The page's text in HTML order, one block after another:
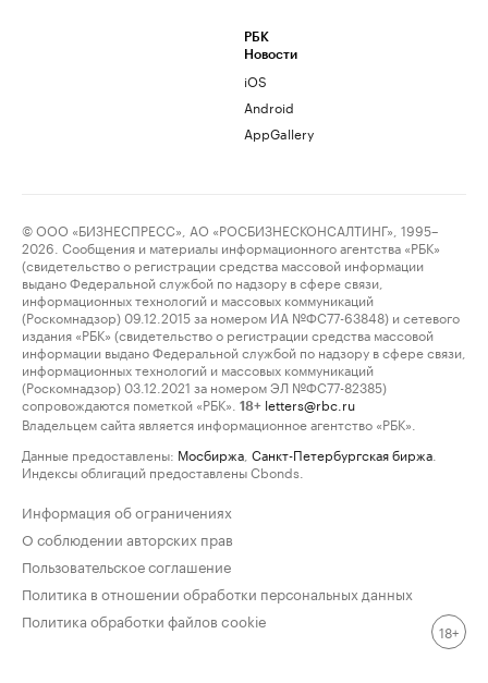
РБК
Новости
iOS
Android
AppGallery
© ООО «БИЗНЕСПРЕСС», АО «РОСБИЗНЕСКОНСАЛТИНГ», 1995–
2026. Сообщения и материалы информационного агентства «РБК»
(свидетельство о регистрации средства массовой информации
выдано Федеральной службой по надзору в сфере связи,
информационных технологий и массовых коммуникаций
(Роскомнадзор) 09.12.2015 за номером ИА №ФС77-63848) и сетевого
издания «РБК» (свидетельство о регистрации средства массовой
информации выдано Федеральной службой по надзору в сфере связи,
информационных технологий и массовых коммуникаций
(Роскомнадзор) 03.12.2021 за номером ЭЛ №ФС77-82385)
сопровождаются пометкой «РБК».
18+ letters@rbc.ru
Владельцем сайта является информационное агентство «РБК».
Данные предоставлены: Мосбиржа Санкт-Петербургская биржа
Индексы облигаций предоставлены Cbonds.
Информация об ограничениях
О соблюдении авторских прав
Пользовательское соглашение
Политика в отношении обработки персональных данных
Политика обработки файлов cookie
18+